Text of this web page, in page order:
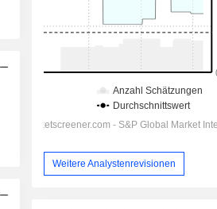
Weitere Analystenrevisionen